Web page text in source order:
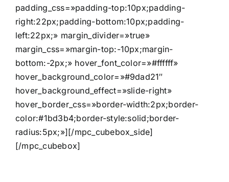
padding_css=»padding-top:10px;padding-
right:22px;padding-bottom:10px;padding-
left:22px;» margin_divider=»true»
margin_css=»margin-top:-10px;margin-
bottom:-2px;» hover_font_color=»#ffffff»
hover_background_color=»#9dad21″
hover_background_effect=»slide-right»
hover_border_css=»border-width:2px;border-
color:#1bd3b4;border-style:solid;border-
radius:5px;»][/mpc_cubebox_side]
[/mpc_cubebox]